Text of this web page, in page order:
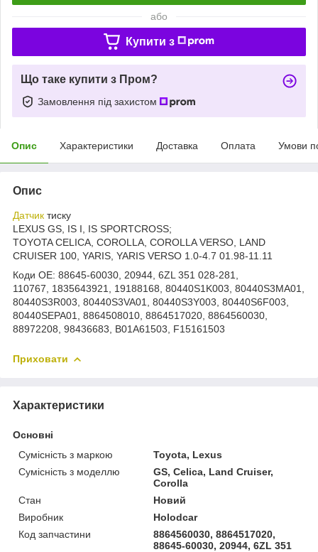
або
Купити з
Що таке купити з Пром?
Замовлення під захистом
Опис Характеристики Доставка Оплата Умови
Опис
Датчик тиску
LEXUS GS, IS I, IS SPORTCROSS;
TOYOTA CELICA, COROLLA, COROLLA VERSO, LAND
CRUISER 100, YARIS, YARIS VERSO 1.0-4.7 01.98-11.11
Коди OE: 88645-60030, 20944, 6ZL 351 028-281,
110767, 1835643921, 19188168, 80440S1K003, 80440S3MA01,
80440S3R003, 80440S3VA01, 80440S3Y003, 80440S6F003,
80440SEPA01, 8864508010, 8864517020, 8864560030,
88972208, 98436683, B01A61503, F15161503
Приховати
Характеристики
Основні
Сумісність з маркою
Toyota, Lexus
Сумісність з моделлю
GS, Celica, Land Cruiser,
Corolla
Стан
Новий
Виробник
Holodcar
Код запчастини
8864560030, 8864517020,
88645-60030, 20944, 6ZL 351